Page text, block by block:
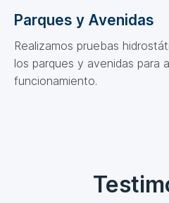
Parques y Avenidas
Realizamos pruebas
los parques y avenidas para
funcionamiento.